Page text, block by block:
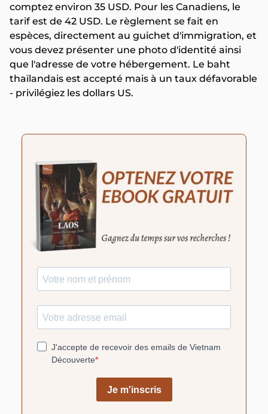
comptez environ 35 USD. Pour les Canadiens, le
tarif est de 42 USD. Le règlement se fait en
espèces, directement au guichet d'immigration, et
vous devez présenter une photo d'identité ainsi
que l'adresse de votre hébergement. Le baht
thaïlandais est accepté mais à un taux défavorable
- privilégiez les dollars US.